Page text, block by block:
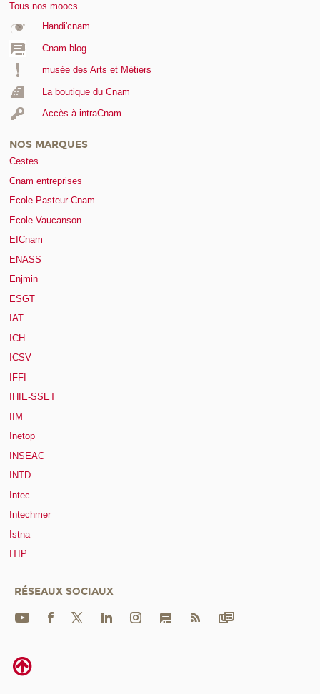
Tous nos moocs
Handi'cnam
Cnam blog
musée des Arts et Métiers
La boutique du Cnam
Accès à intraCnam
NOS MARQUES
Cestes
Cnam entreprises
Ecole Pasteur-Cnam
Ecole Vaucanson
EICnam
ENASS
Enjmin
ESGT
IAT
ICH
ICSV
IFFI
IHIE-SSET
IIM
Inetop
INSEAC
INTD
Intec
Intechmer
Istna
ITIP
RÉSEAUX SOCIAUX